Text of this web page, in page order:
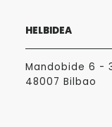
HELBIDEA
Mandobide 6 -
48007 Bilbao